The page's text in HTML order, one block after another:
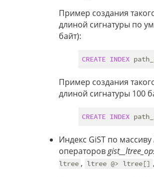
Пример создания
длиной сигнатуры по
байт):
CREATE INDEX
Пример создания
длиной сигнатуры 100
CREATE INDEX
Индекс GiST по массиву
операторов
ltree , ltree @> ltree[] ,